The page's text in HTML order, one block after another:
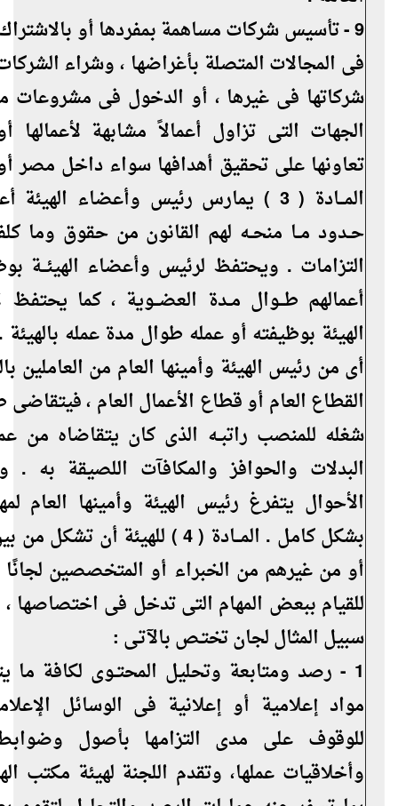
9 - تأسيس شركات مساهمة بمفردها أو
فى المجالات المتصلة بأغراضها ، وشراء
شركاتها فى غيرها ، أو الدخول فى مشروعات
الجهات التى تزاول أعمالاً مشابهة لأعمالها
تعاونها على تحقيق أهدافها سواء داخل مصر
المـــادة ( 3 ) يمارس رئيس وأعضاء الهيئة
حــدود مــا منحــه لهم القانون من حقوق وما
التزامات . ويحتفظ لرئيس وأعضاء الهيئـــة
أعمالهم طـــوال مــدة العضـــوية ، كما
الهيئة بوظيفته أو عمله طوال مدة عمله بالهيئة .
أى من رئيس الهيئة وأمينها العام من العاملين
القطاع العام أو قطاع الأعمال العام ، فيتقاضى
شغله للمنصب راتبــه الذى كان يتقاضاه من
البدلات والحوافز والمكافآت اللصيقة به
الأحوال يتفرغ رئيس الهيئة وأمينها العام
بشكل كامل . المـــادة ( 4 ) للهيئة أن
أو من غيرهم من الخبراء أو المتخصصين
للقيام ببعض المهام التى تدخل فى اختصاصها
سبيل المثال لجان تختـص بالآتـى :
1 - رصد ومتابعة وتحليل المحتــوى لكافة ما
مواد إعلامية أو إعلانية فى الوسائل
للوقوف على مدى التزامها بأصول
وأخلاقيات عملها، وتقدم اللجنة لهيئة مكتب